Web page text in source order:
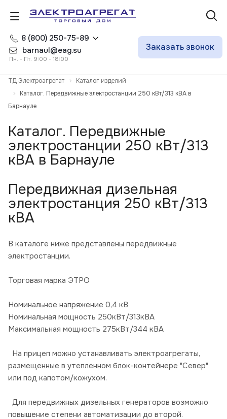
8 (800) 250-75-89
barnaul@eag.su
Пн. - Пт. 9:00 - 18:00
Заказать звонок
ТД Электроагрегат
Каталог изделий
Каталог. Передвижные электростанции 250 кВт/313 кВА в
Барнауле
Каталог. Передвижные
электростанции 250 кВт/313
кВА в Барнауле
Передвижная дизельная
электростанция 250 кВт/313
кВА
В каталоге ниже представлены передвижные
электростанции.
Торговая марка ЭТРО
Номинальное напряжение 0,4 кВ
Номинальная мощность 250кВт/313кВА
Максимальная мощность 275кВт/344 кВА
На прицеп можно устанавливать электроагрегаты,
размещенные в утепленном блок-контейнере "Север"
или под капотом/кожухом.
Для передвижных дизельных генераторов возможно
повышение степени автоматизации до второй.